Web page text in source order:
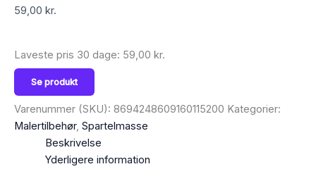
59,00 kr.
Laveste pris 30 dage: 59,00 kr.
Se produkt
Varenummer (SKU): 8694248609160115200 Kategorier:
Malertilbehør, Spartelmasse
Beskrivelse
Yderligere information